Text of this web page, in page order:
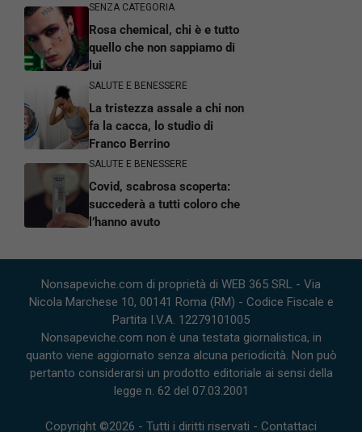
SENZA CATEGORIA
Rosa chemical, chi è e tutto
quello che non sappiamo di
lui
SALUTE E BENESSERE
La tristezza assale a chi non
fa la cacca, lo studio di
Franco Berrino
SALUTE E BENESSERE
Covid, scabrosa scoperta:
succederà a tutti coloro che
l’hanno avuto
Nonsapeviche.com di proprietà di WEB 365 SRL - Via
Nicola Marchese 10, 00141 Roma (RM) - Codice Fiscale e
Partita I.V.A. 12279101005
Nonsapeviche.com non è una testata giornalistica, in
quanto viene aggiornato senza alcuna periodicità. Non può
pertanto considerarsi un prodotto editoriale ai sensi della
legge n. 62 del 07.03.2001
Copyright ©2026 - Tutti i diritti riservati - Contattaci